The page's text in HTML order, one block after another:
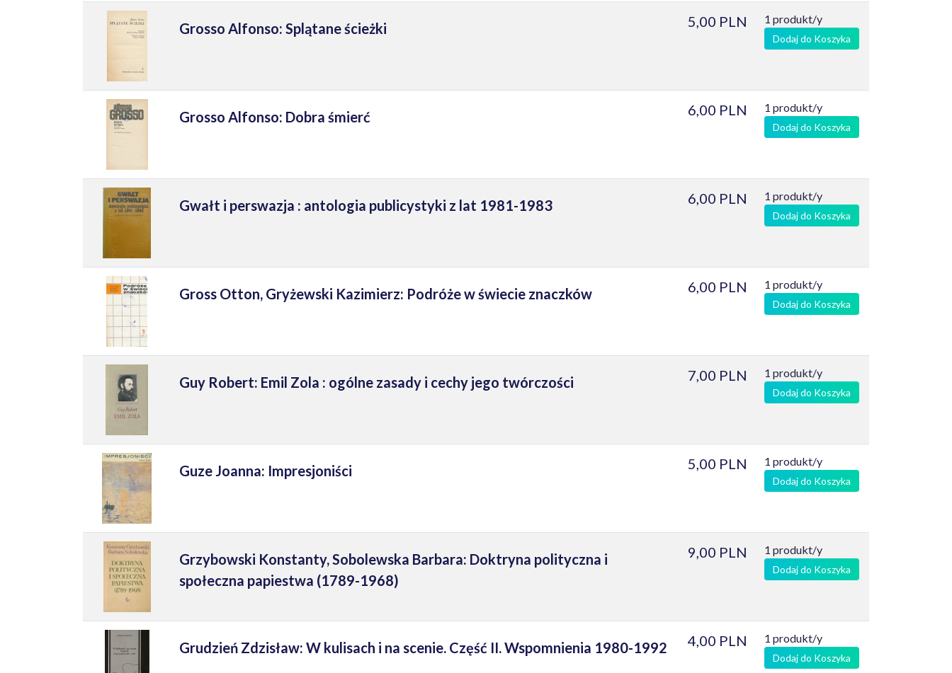
Grosso Alfonso: Splątane ścieżki 5,00 PLN 1 produkt/y
Dodaj do Koszyka
Grosso Alfonso: Dobra śmierć 6,00 PLN 1 produkt/y
Dodaj do Koszyka
Gwałt i perswazja : antologia publicystyki z lat 1981-1983 6,00 PLN 1 produkt/y
Dodaj do Koszyka
Gross Otton, Gryżewski Kazimierz: Podróże w świecie znaczków 6,00 PLN 1 produkt/y
Dodaj do Koszyka
Guy Robert: Emil Zola : ogólne zasady i cechy jego twórczości 7,00 PLN 1 produkt/y
Dodaj do Koszyka
Guze Joanna: Impresjoniści 5,00 PLN 1 produkt/y
Dodaj do Koszyka
Grzybowski Konstanty, Sobolewska Barbara: Doktryna polityczna i
społeczna papiestwa (1789-1968)
9,00 PLN 1 produkt/y
Dodaj do Koszyka
Grudzień Zdzisław: W kulisach i na scenie. Część II. Wspomnienia 1980-1992 4,00 PLN 1 produkt/y
Dodaj do Koszyka